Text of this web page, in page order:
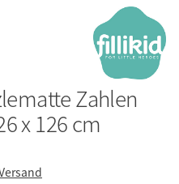
Zahlen
x 126 cm